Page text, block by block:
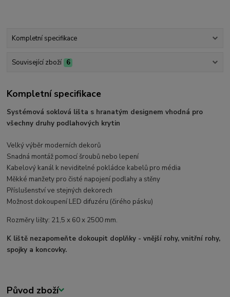
Kompletní specifikace
Související zboží 6
Kompletní specifikace
Systémová soklová lišta s hranatým designem vhodná pro
všechny druhy podlahových krytin
Velký výběr moderních dekorů
Snadná montáž pomocí šroubů nebo lepení
Kabelový kanál k neviditelné pokládce kabelů pro média
Měkké manžety pro čisté napojení podlahy a stěny
Příslušenství ve stejných dekorech
Možnost dokoupení LED difuzéru (čirého pásku)
Rozměry lišty: 21,5 x 60 x 2500 mm.
K liště nezapomeňte dokoupit doplňky - vnější rohy, vnitřní rohy,
spojky a koncovky.
Původ zboží